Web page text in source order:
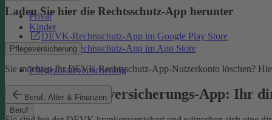
Privat
Kinder
Pflegeversicherung
Pflegezusatzversicherung
Beruf, Alter & Finanzen
Beruf
Laden Sie hier die Rechtsschutz-App herunter
DEVK-Rechtsschutz-App im Google Play Store
DEVK-Rechtsschutz-App im App Store
Sie möchten Ihr DEVK Rechtsschutz-App-Nutzerkonto löschen?
DEVK-Krankenversicherungs-App: Ihr